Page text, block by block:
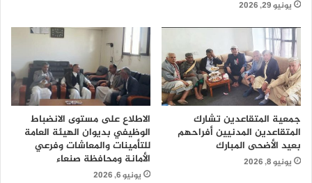
يونيو 29, 2026
جمعية المتقاعدين تشارك
المتقاعدين المدنيين أفراحهم
بعيد الأضحى المبارك
يونيو 8, 2026
الاطلاع على مستوى الانضباط
الوظيفي بديوان الهيئة العامة
للتأمينات والمعاشات وفرعي
الأمانة ومحافظة صنعاء
يونيو 6, 2026